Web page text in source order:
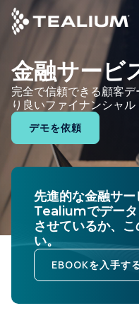
main
content
デモを依頼
プラットフォーム
ソリューション
業種
リソース
会社
金融サービ
完全で信頼できる顧客
り良いファイナンシャ
デモを依頼
先進的な金融サ
Tealiumでデータ
させているか、
い。
EBOOKを入手す